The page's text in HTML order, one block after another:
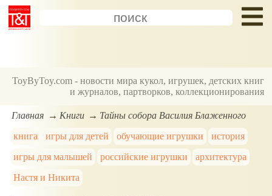
ToyByToy.com - новости мира кукол, игрушек, детских книг
и журналов, партворков, коллекционирования
Главная Книги
Тайны собора Василия Блаженного
книга
игры для детей обучающие игрушки
история
игры для малышей
российские игрушки
архитектура
Настя и Никита